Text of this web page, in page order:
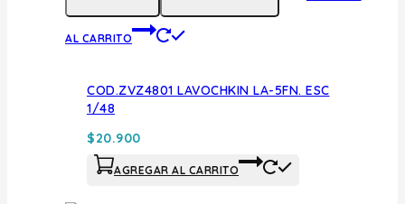
AL CARRITO
COD.ZVZ4801 LAVOCHKIN LA-5FN. ESC
1/48
$20.900
AGREGAR AL CARRITO